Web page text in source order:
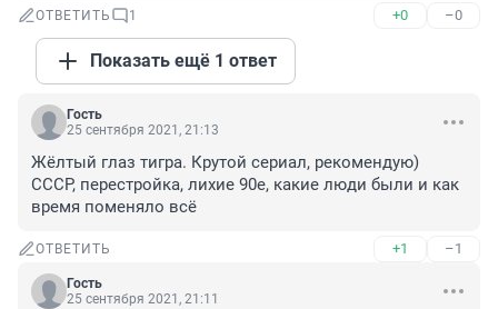
ОТВЕТИТЬ 1 +0 –0
Показать ещё 1 ответ
Гость
25 сентября 2021, 21:13
Жёлтый глаз тигра. Крутой сериал, рекомендую)
СССР, перестройка, лихие 90е, какие люди были и как
время поменяло всё
ОТВЕТИТЬ +1 –1
Гость
25 сентября 2021, 21:11